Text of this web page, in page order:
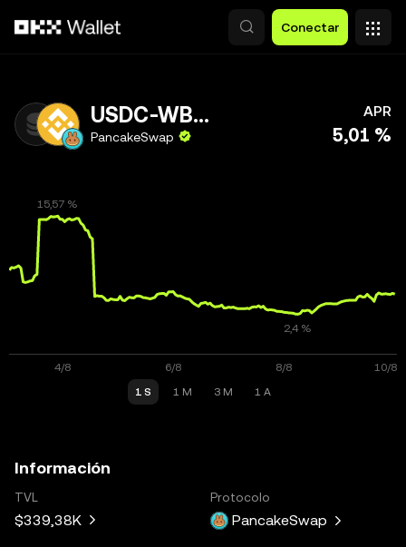
Conectar
USDC-WBNB
PancakeSwap
APR
5,01 %
1 S 1 M 3 M 1 A
Información
TVL
$339,38K
Protocolo
PancakeSwap